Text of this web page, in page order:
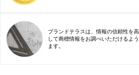
ブランドテラスは、情報の信頼性を
して商標情報をお調べいただけるよ
ます。